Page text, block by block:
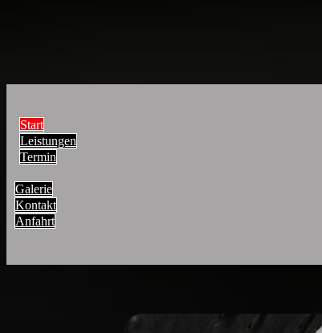
Start
Leistungen
Termin
Galerie
Kontakt
Anfahrt